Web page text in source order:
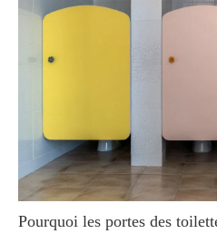
Pourquoi les portes des